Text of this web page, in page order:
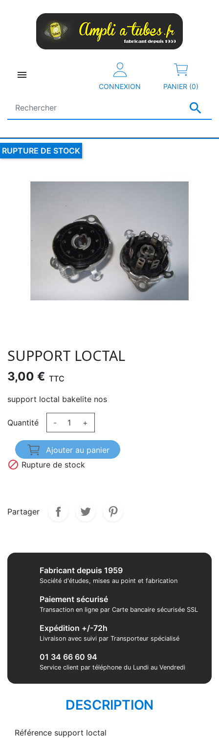


CONNEXION PANIER (0)
RUPTURE DE STOCK
SUPPORT LOCTAL
3,00 € TTC
support loctal bakelite nos
Quantité - +
Ajouter au panier
 Rupture de stock
Partager
Fabricant depuis 1959
Société d'études, mises au point et fabrication
Paiement sécurisé
Transaction en ligne par Carte bancaire sécurisée SSL
Expédition +/-72h
Livraison avec suivi par Transporteur spécialisé
01 34 66 60 94
Service client par téléphone du Lundi au Vendredi
DESCRIPTION
Référence support loctal